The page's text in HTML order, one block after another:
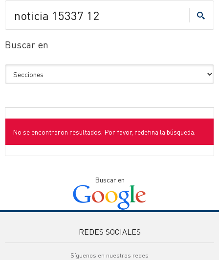
Buscar en
No se encontraron resultados. Por favor, redefina la búsqueda.
Buscar en
REDES SOCIALES
Síguenos en nuestras redes